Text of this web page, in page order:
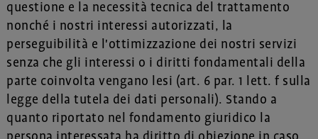
questione e la necessità tecnica del trattamento
nonché i nostri interessi autorizzati, la
perseguibilità e l'ottimizzazione dei nostri servizi
senza che gli interessi o i diritti fondamentali della
parte coinvolta vengano lesi (art. 6 par. 1 lett. f sulla
legge della tutela dei dati personali). Stando a
quanto riportato nel fondamento giuridico la